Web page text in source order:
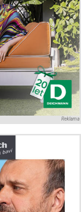
Reklama